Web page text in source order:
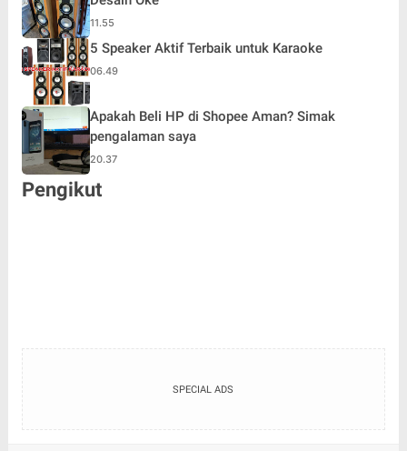
11.55
5 Speaker Aktif Terbaik untuk Karaoke
06.49
Apakah Beli HP di Shopee Aman? Simak
pengalaman saya
20.37
Pengikut
SPECIAL ADS